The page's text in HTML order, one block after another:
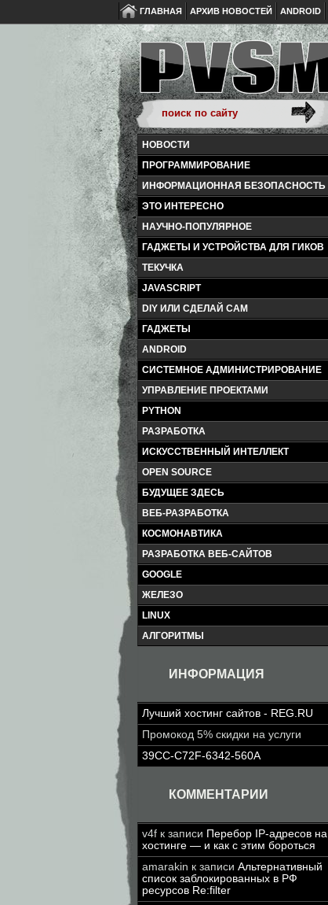
ГЛАВНАЯ АРХИВ НОВОСТЕЙ ANDROID
НОВОСТИ
ПРОГРАММИРОВАНИЕ
ИНФОРМАЦИОННАЯ БЕЗОПАСНОСТЬ
ЭТО ИНТЕРЕСНО
НАУЧНО-ПОПУЛЯРНОЕ
ГАДЖЕТЫ И УСТРОЙСТВА ДЛЯ ГИКОВ
ТЕКУЧКА
JAVASCRIPT
DIY ИЛИ СДЕЛАЙ САМ
ГАДЖЕТЫ
ANDROID
СИСТЕМНОЕ АДМИНИСТРИРОВАНИЕ
УПРАВЛЕНИЕ ПРОЕКТАМИ
PYTHON
РАЗРАБОТКА
ИСКУССТВЕННЫЙ ИНТЕЛЛЕКТ
OPEN SOURCE
БУДУЩЕЕ ЗДЕСЬ
ВЕБ-РАЗРАБОТКА
КОСМОНАВТИКА
РАЗРАБОТКА ВЕБ-САЙТОВ
GOOGLE
ЖЕЛЕЗО
LINUX
АЛГОРИТМЫ
ИНФОРМАЦИЯ
Лучший хостинг сайтов - REG.RU
Промокод 5% скидки на услуги
39CC-C72F-6342-560A
КОММЕНТАРИИ
v4f к записи Перебор IP-адресов на
хостинге — и как с этим бороться
amarakin к записи Альтернативный
список заблокированных в РФ
ресурсов Re:filter